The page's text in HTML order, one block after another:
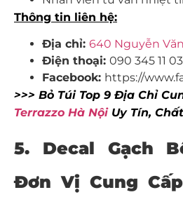
Thông tin liên hệ:
Địa chỉ: 640 Nguyễn
Điện thoại: 090 345 11 03
Facebook: https://
>>> Bỏ Túi Top 9 Địa Chỉ
Terrazzo Hà NộiUy Tín,
5. Decal Gạch
Đơn Vị Cung